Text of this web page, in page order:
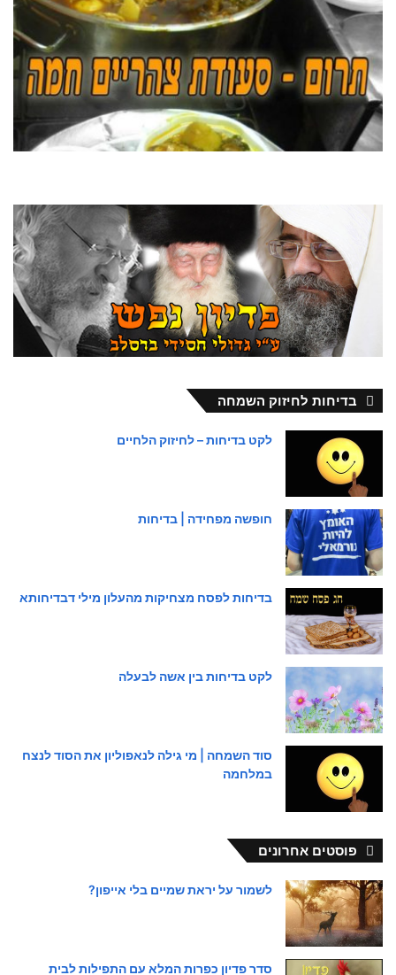
בדיחות לחיזוק השמחה
לקט בדיחות – לחיזוק הלחיים
חופשה מפחידה | בדיחות
בדיחות לפסח מצחיקות מהעלון מילי דבדיחותא
לקט בדיחות בין אשה לבעלה
סוד השמחה | מי גילה לנאפוליון את הסוד לנצח
במלחמה
פוסטים אחרונים
לשמור על יראת שמיים בלי אייפון?
סדר פדיון כפרות המלא עם התפילות לבית